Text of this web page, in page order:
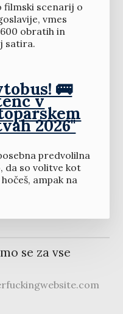
filmski scenarij o
vmes
obratih in
satira.
🚌
v
2026''
predvolilna
da so volitve kot
ampak na
se za vse